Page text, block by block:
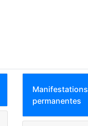
Manifestations
permanentes